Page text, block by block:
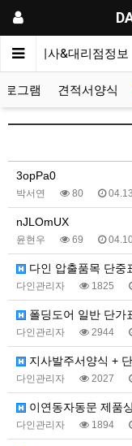
오 지사&대리점정보
로그램 견적서양식
3opPa0
박서연 80 04.13
nJLOmUX
윤현우 69
다인 압출품목 단중
다인관리자 1825
폴딩도어 일반 단가
다인관리자 2944
지사발주서양식 +
다인관리자 2027
이연동자동문 제품
다인관리자 1894